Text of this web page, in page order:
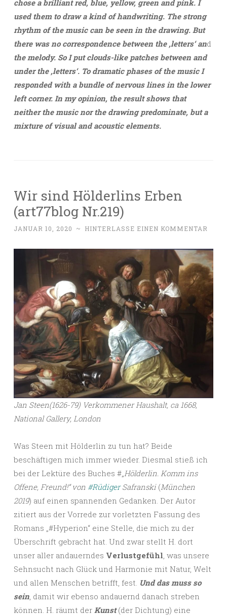
chose a brilliant red, blue, yellow, green and pink. I
used them to draw a kind of handwriting. The strong
rhythm of the music can be seen in the drawing. But
there was no correspondence between the ‚letters‘ and
the melody. So I put clouds-like patches between and
under the ‚letters‘. To dramatic phases of the music I
responded with a bundle of nervous lines in the lower
left corner. In my opinion, the result shows that
neither the music nor the drawing predominate, but a
mixture of visual and acoustic elements.
Wir sind Hölderlins Erben
(art77blog Nr.219)
JANUAR 10, 2020 ~ HINTERLASSE EINEN KOMMENTAR
Jan Steen(1626-79) Verkommener Haushalt, ca 1668,
National Gallery, London
Was Steen mit Hölderlin zu tun hat? Beide
beschäftigen mich immer wieder. Diesmal stieß ich
bei der Lektüre des Buches #„Hölderlin. Komm ins
Offene, Freund!“ von #RüdigerSafranski (München
2019) auf einen spannenden Gedanken. Der Autor
zitiert aus der Vorrede zur vorletzten Fassung des
Romans „#Hyperion“ eine Stelle, die mich zu der
Überschrift gebracht hat. Und zwar stellt H. dort
unser aller andauerndes Verlustgefühl, was unsere
Sehnsucht nach Glück und Harmonie mit Natur, Welt
und allen Menschen betrifft, fest. Und das muss so
sein, damit wir ebenso andauernd danach streben
können. H. räumt der Kunst(der Dichtung) eine